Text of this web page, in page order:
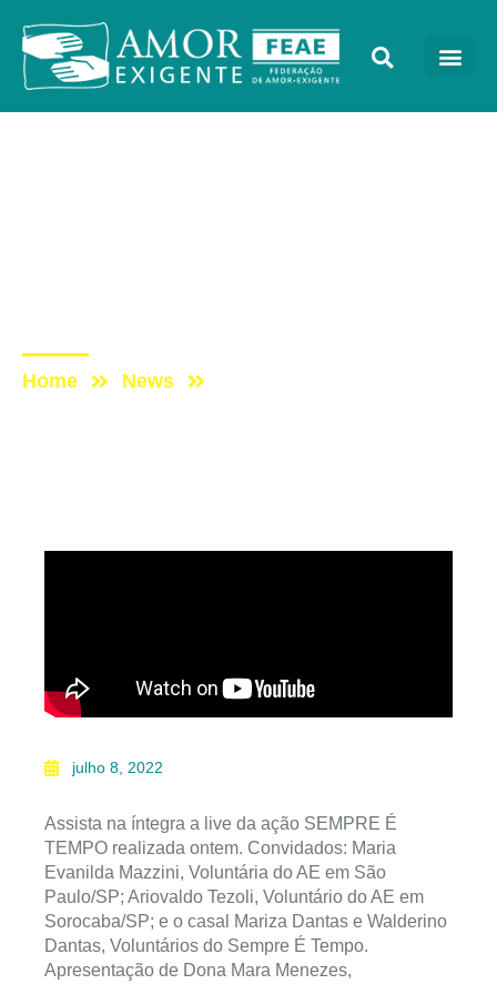
Home News
julho 8, 2022
Assista na íntegra a live da ação SEMPRE É
TEMPO realizada ontem. Convidados: Maria
Evanilda Mazzini, Voluntária do AE em São
Paulo/SP; Ariovaldo Tezoli, Voluntário do AE em
Sorocaba/SP; e o casal Mariza Dantas e Walderino
Dantas, Voluntários do Sempre É Tempo.
Apresentação de Dona Mara Menezes,